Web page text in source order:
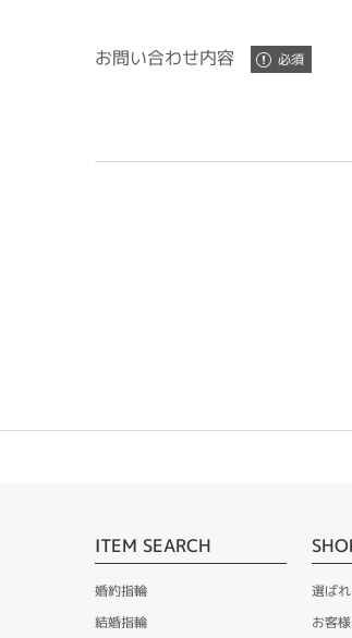
お問い合わせ内容
ITEM SEARCH
婚約指輪
結婚指輪
選ば
お客